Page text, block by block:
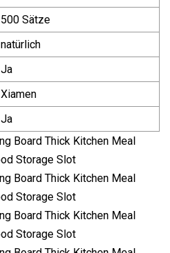
500 Sätze
natürlich
Ja
Xiamen
Ja